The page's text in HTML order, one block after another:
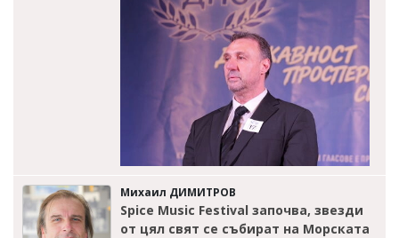
Михаил ДИМИТРОВ
Spice Music Festival започва, звезди
от цял свят се събират на Морската